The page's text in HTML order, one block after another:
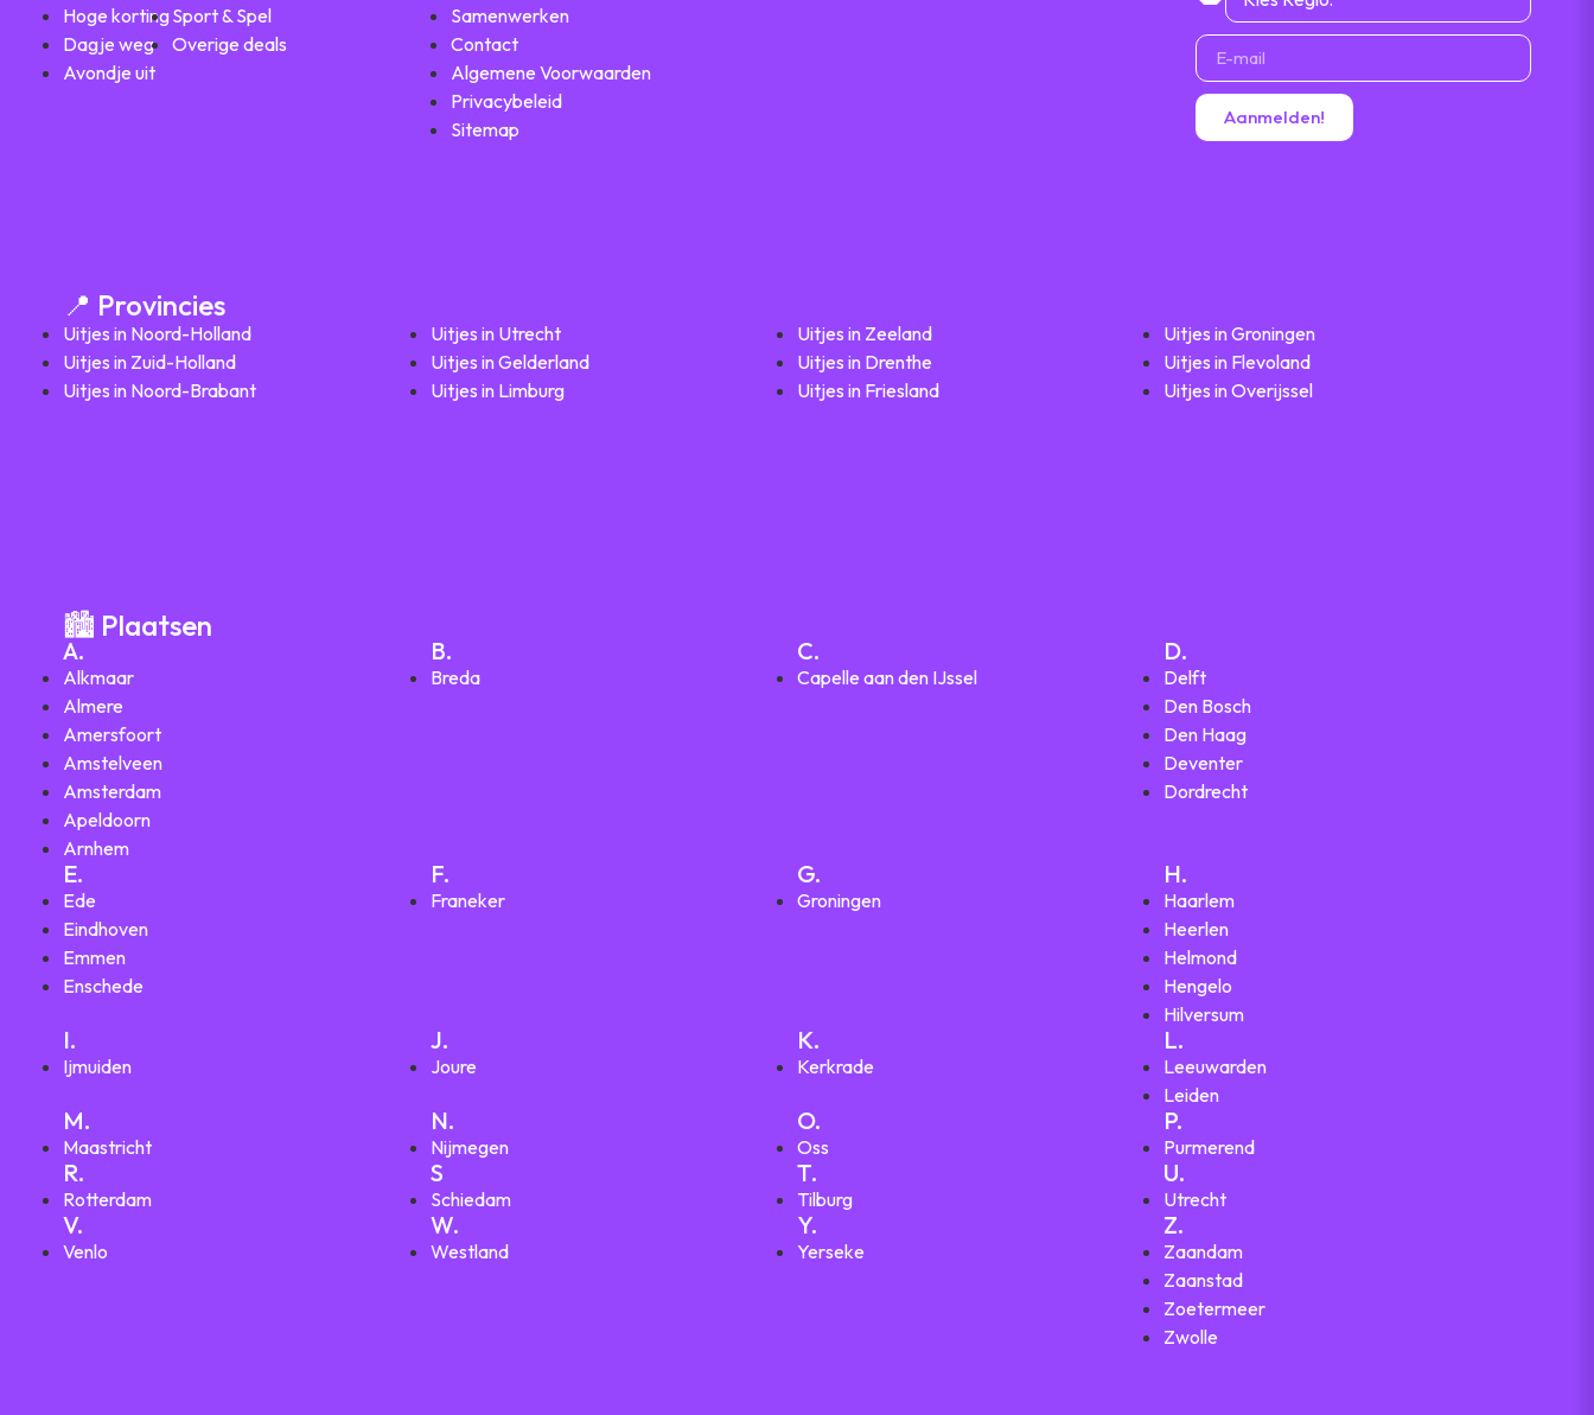
Hoge korting
Dagje weg
Avondje uit
Sport & Spel
Overige deals
Samenwerken
Contact
Algemene Voorwaarden
Privacybeleid
Sitemap
Aanmelden!
📍 Provincies
Uitjes in Noord-Holland
Uitjes in Zuid-Holland
Uitjes in Noord-Brabant
Uitjes in Utrecht
Uitjes in Gelderland
Uitjes in Limburg
Uitjes in Zeeland
Uitjes in Drenthe
Uitjes in Friesland
Uitjes in Groningen
Uitjes in Flevoland
Uitjes in Overijssel
🏙️ Plaatsen
A.
Alkmaar
Almere
Amersfoort
Amstelveen
Amsterdam
Apeldoorn
Arnhem
B.
Breda
C.
Capelle aan den IJssel
D.
Delft
Den Bosch
Den Haag
Deventer
Dordrecht
E.
Ede
Eindhoven
Emmen
Enschede
F.
Franeker
G.
Groningen
H.
Haarlem
Heerlen
Helmond
Hengelo
Hilversum
I.
Ijmuiden
J.
Joure
K.
Kerkrade
L.
Leeuwarden
Leiden
M.
Maastricht
N.
Nijmegen
O.
Oss
P.
Purmerend
R.
Rotterdam
S
Schiedam
T.
Tilburg
U.
Utrecht
V.
Venlo
W.
Westland
Y.
Yerseke
Z.
Zaandam
Zaanstad
Zoetermeer
Zwolle